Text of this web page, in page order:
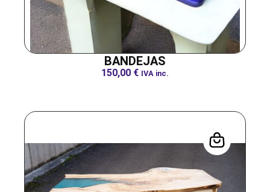
BANDEJAS
150,00 € IVA inc.